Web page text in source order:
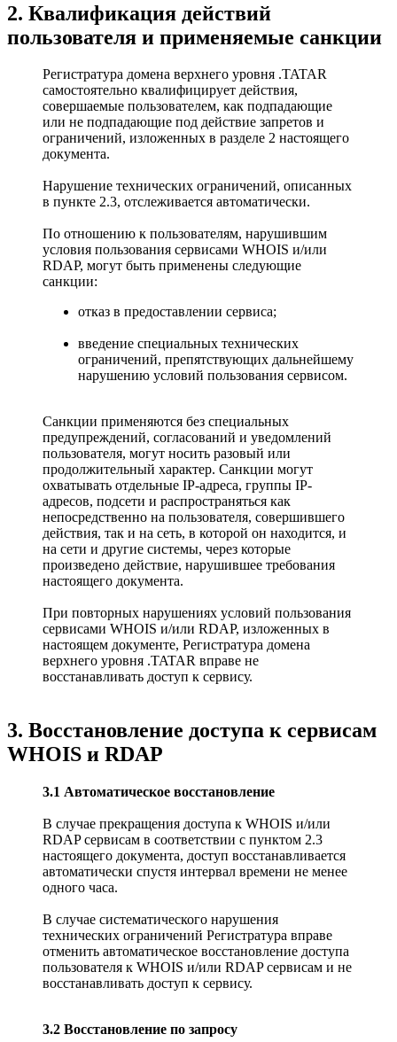
2. Квалификация действий
пользователя и применяемые санкции
Регистратура домена верхнего уровня .TATAR
самостоятельно квалифицирует действия,
совершаемые пользователем, как подпадающие
или не подпадающие под действие запретов и
ограничений, изложенных в разделе 2 настоящего
документа.
Нарушение технических ограничений, описанных
в пункте 2.3, отслеживается автоматически.
По отношению к пользователям, нарушившим
условия пользования сервисами WHOIS и/или
RDAP, могут быть применены следующие
санкции:
отказ в предоставлении сервиса;
введение специальных технических
ограничений, препятствующих дальнейшему
нарушению условий пользования сервисом.
Санкции применяются без специальных
предупреждений, согласований и уведомлений
пользователя, могут носить разовый или
продолжительный характер. Санкции могут
охватывать отдельные IP-адреса, группы IP-
адресов, подсети и распространяться как
непосредственно на пользователя, совершившего
действия, так и на сеть, в которой он находится, и
на сети и другие системы, через которые
произведено действие, нарушившее требования
настоящего документа.
При повторных нарушениях условий пользования
сервисами WHOIS и/или RDAP, изложенных в
настоящем документе, Регистратура домена
верхнего уровня .TATAR вправе не
восстанавливать доступ к сервису.
3. Восстановление доступа к сервисам
WHOIS и RDAP
3.1 Автоматическое восстановление
В случае прекращения доступа к WHOIS и/или
RDAP сервисам в соответствии с пунктом 2.3
настоящего документа, доступ восстанавливается
автоматически спустя интервал времени не менее
одного часа.
В случае систематического нарушения
технических ограничений Регистратура вправе
отменить автоматическое восстановление доступа
пользователя к WHOIS и/или RDAP сервисам и не
восстанавливать доступ к сервису.
3.2 Восстановление по запросу